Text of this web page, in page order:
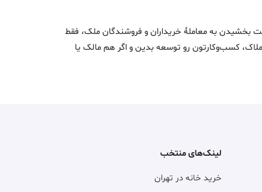
و سرعت بخشیدن به معاملۀ خریداران و فروشندگان ملک، فقط
املاک، کسب‌وکارتون رو توسعه بدین و اگر هم مالک یا
لینک‌های منتخب
خرید خانه در تهران